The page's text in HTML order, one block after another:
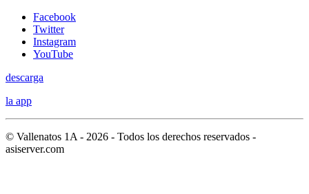
Facebook
Twitter
Instagram
YouTube
descarga
la app
© Vallenatos 1A - 2026 - Todos los derechos reservados -
asiserver.com